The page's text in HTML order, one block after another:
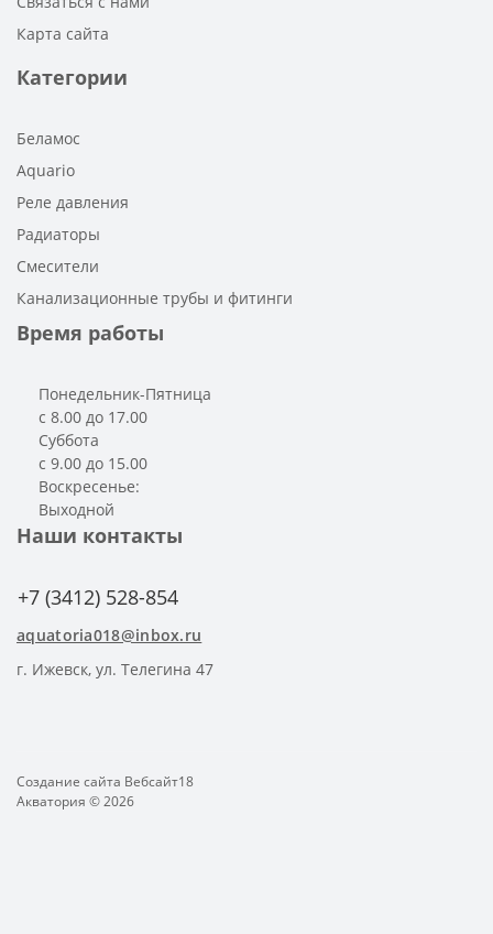
Карта сайта
Категории
Беламос
Aquario
Реле давления
Радиаторы
Смесители
Канализационные трубы и фитинги
Время работы
Понедельник-Пятница
с 8.00 до 17.00
Суббота
с 9.00 до 15.00
Воскресенье:
Выходной
Наши контакты
+7 (3412) 528-854
aquatoria018@inbox.ru
г. Ижевск, ул. Телегина 47
Создание сайта Вебсайт18
Акватория © 2026